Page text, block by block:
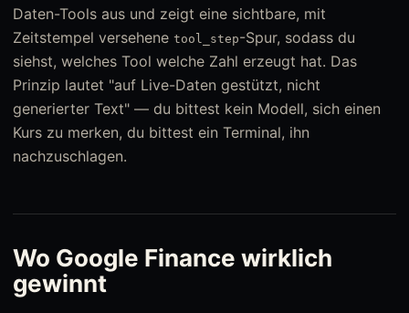
Daten-Tools aus und zeigt eine sichtbare, mit
Zeitstempel versehene tool_step-Spur, sodass du
siehst, welches Tool welche Zahl erzeugt hat. Das
Prinzip lautet "auf Live-Daten gestützt, nicht
generierter Text" — du bittest kein Modell, sich einen
Kurs zu merken, du bittest ein Terminal, ihn
nachzuschlagen.
Wo Google Finance wirklich
gewinnt